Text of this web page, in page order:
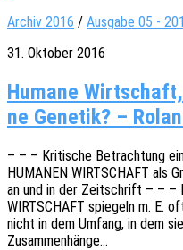
Archiv 2016 / Ausgabe 05 -
31. Oktober 2016
Huma­ne
ne Gene­tik? –
– – – Kriti­sche Betrach­tung
HUMANEN WIRTSCHAFT als
an und in der Zeit­schrift – – –
WIRTSCHAFT spie­geln m. E.
nicht in dem Umfang, in dem
Zusammenhänge…